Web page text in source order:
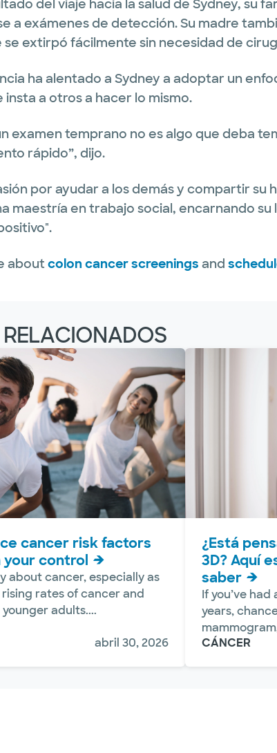
del viaje hacia la salud de Sydney, su
a exámenes de detección. Su madre
se extirpó fácilmente sin necesidad de
ha alentado a Sydney a adoptar un
insta a otros a hacer lo mismo.
examen temprano no es algo que deba
rápido”, dijo.
por ayudar a los demás y compartir su
maestría en trabajo social, encarnando su
aboutcolon cancer screenings and
cancer risk factors
control
about cancer, especially as
rates of cancer and
adults....
abril 30, 2026
¿Está
3D? Aquí
saber
If you’ve
years,
CÁNCER